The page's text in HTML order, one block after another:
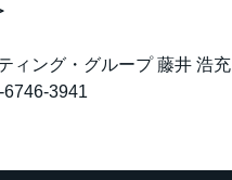
ィング・グループ 藤井 浩充
3941